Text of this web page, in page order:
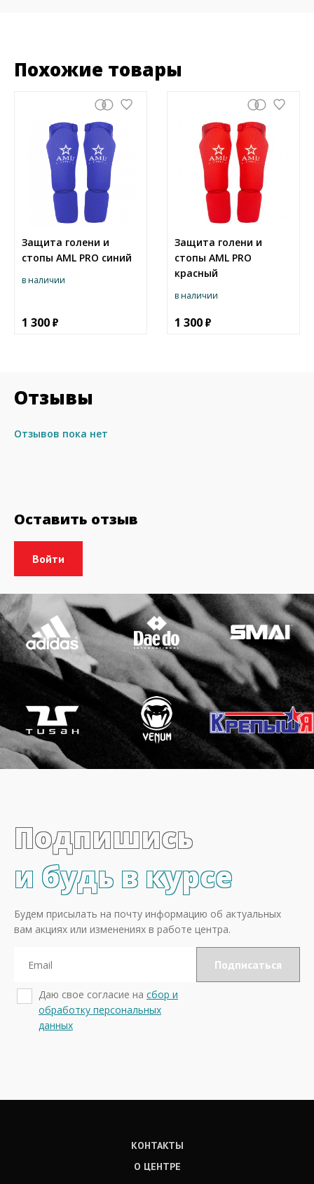
Похожие товары
Защита голени и
стопы AML PRO синий
в наличии
1 300
Защита голени и
стопы AML PRO
красный
в наличии
1 300
Отзывы
Отзывов пока нет
Оставить отзыв
Подпишись
и будь в курсе
Будем присылать на почту информацию об актуальных
вам акциях или изменениях в работе центра.
Даю свое согласие на сбор и
обработку персональных
данных
КОНТАКТЫ
О ЦЕНТРЕ